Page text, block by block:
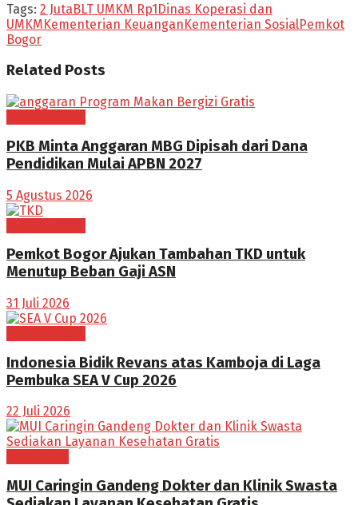
Tags: 2 JutaBLT UMKM Rp1Dinas Koperasi dan
UMKMKementerian KeuanganKementerian SosialPemkot
Bogor
Related Posts
PKB Minta Anggaran MBG Dipisah dari Dana
Pendidikan Mulai APBN 2027
5 Agustus 2026
Pemkot Bogor Ajukan Tambahan TKD untuk
Menutup Beban Gaji ASN
31 Juli 2026
Indonesia Bidik Revans atas Kamboja di Laga
Pembuka SEA V Cup 2026
22 Juli 2026
MUI Caringin Gandeng Dokter dan Klinik Swasta